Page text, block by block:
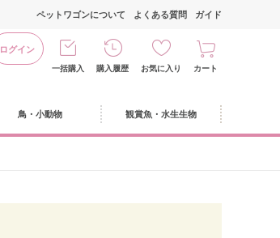
ログイン
ペットワゴンについて よくある質問 ガイド
一括購入 購入履歴 お気に入り カート
鳥・小動物 観賞魚・水生生物